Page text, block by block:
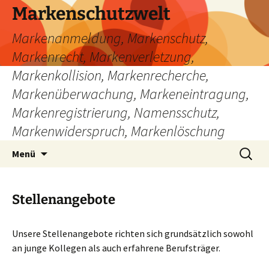
Zum
Inhalt
springen
Markenschutzwelt
Markenanmeldung, Markenschutz,
Markenrecht, Markenverletzung,
Markenkollision, Markenrecherche,
Markenüberwachung, Markeneintragung,
Markenregistrierung, Namensschutz,
Markenwiderspruch, Markenlöschung
Menü
Suchen
nach:
Stellenangebote
Unsere Stellenangebote richten sich grundsätzlich sowohl
an junge Kollegen als auch erfahrene Berufsträger.